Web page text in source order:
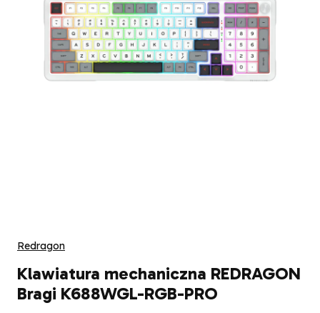
Redragon
Klawiatura mechaniczna REDRAGON
Bragi K688WGL-RGB-PRO